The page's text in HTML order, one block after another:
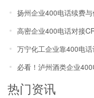
扬州企业400电话续费
高密企业400电话对接
万宁化工企业靠400电
必看！泸州酒类企业
热门资讯